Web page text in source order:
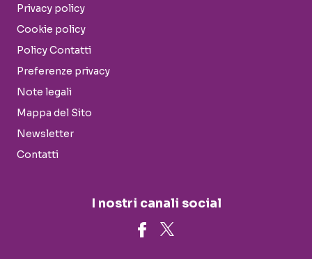
Privacy policy
Cookie policy
Policy Contatti
Preferenze privacy
Note legali
Mappa del Sito
Newsletter
Contatti
I nostri canali social